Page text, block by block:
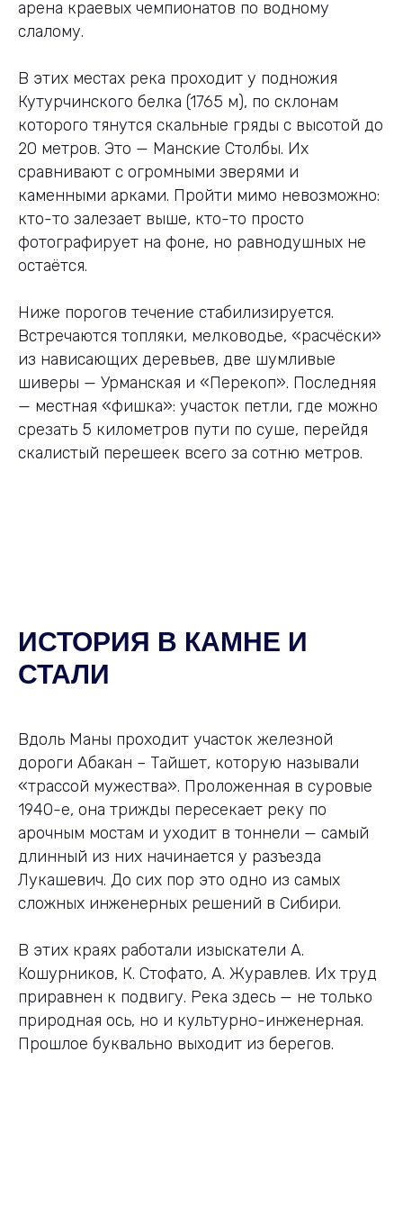
арена краевых чемпионатов по водному
слалому.
В этих местах река проходит у подножия
Кутурчинского белка (1765 м), по склонам
которого тянутся скальные гряды с высотой до
20 метров. Это — Манские Столбы. Их
сравнивают с огромными зверями и
каменными арками. Пройти мимо невозможно:
кто-то залезает выше, кто-то просто
фотографирует на фоне, но равнодушных не
остаётся.
Ниже порогов течение стабилизируется.
Встречаются топляки, мелководье, «расчёски»
из нависающих деревьев, две шумливые
шиверы — Урманская и «Перекоп». Последняя
— местная «фишка»: участок петли, где можно
срезать 5 километров пути по суше, перейдя
скалистый перешеек всего за сотню метров.
ИСТОРИЯ В КАМНЕ И
СТАЛИ
Вдоль Маны проходит участок железной
дороги Абакан – Тайшет, которую называли
«трассой мужества». Проложенная в суровые
1940-е, она трижды пересекает реку по
арочным мостам и уходит в тоннели — самый
длинный из них начинается у разъезда
Лукашевич. До сих пор это одно из самых
сложных инженерных решений в Сибири.
В этих краях работали изыскатели А.
Кошурников, К. Стофато, А. Журавлев. Их труд
приравнен к подвигу. Река здесь — не только
природная ось, но и культурно-инженерная.
Прошлое буквально выходит из берегов.